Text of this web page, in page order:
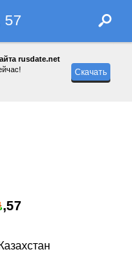
57
rusdate.net
Скачать
,57